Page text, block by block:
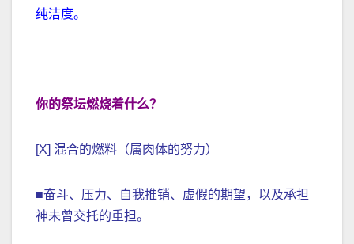
纯洁度。
你的祭坛燃烧着什么？
[X] 混合的燃料（属肉体的努力）
■奋斗、压力、自我推销、虚假的期望，以及承担
神未曾交托的重担。